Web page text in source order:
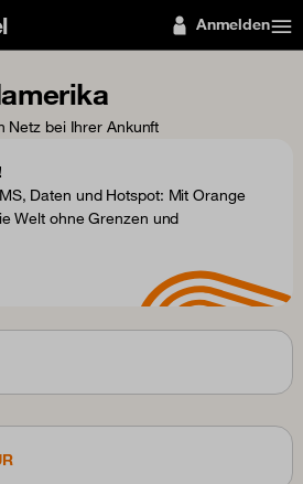
Anmelden
Netz bei Ihrer Ankunft
Daten und Hotspot: Mit Orange
Welt ohne Grenzen und